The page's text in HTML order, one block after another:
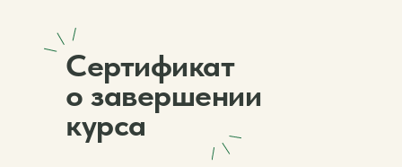
Сертификат
о завершении
курса